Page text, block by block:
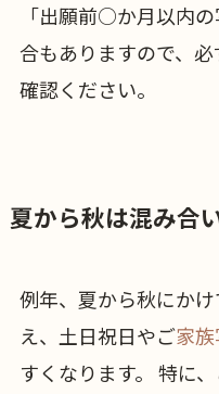
「出願前○か月以内
合もありますので、
確認ください。
夏から秋は混み合
例年、夏から秋にか
え、土日祝日やご家
すくなります。 特に